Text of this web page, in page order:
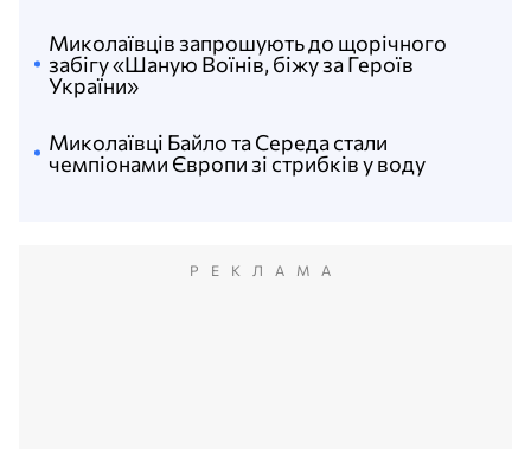
Миколаївці Байло та Середа стали
чемпіонами Європи зі стрибків у воду
Миколаївців запрошують до щорічного
забігу «Шаную Воїнів, біжу за Героїв
України»
РЕКЛАМА